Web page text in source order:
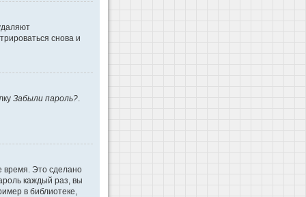
снова и
Забыли пароль?
время. Это сделано
каждый раз, вы
в библиотеке,